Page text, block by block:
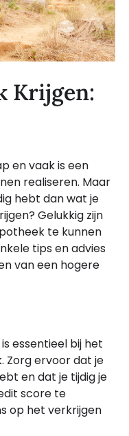
Krijgen:
en vaak is een
realiseren. Maar
hebt dan wat je
Gelukkig zijn
te kunnen
tips en advies
van een hogere
essentieel bij het
Zorg ervoor dat je
en dat je tijdig je
score te
op het verkrijgen